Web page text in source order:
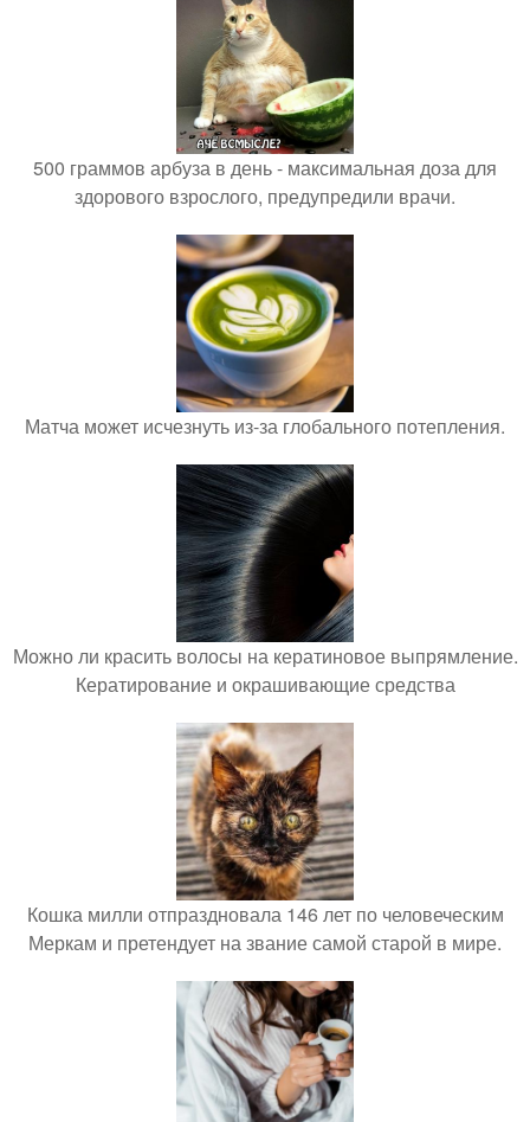
500 граммов арбуза в день - максимальная доза для
здорового взрослого, предупредили врачи.
Матча может исчезнуть из-за глобального потепления.
Можно ли красить волосы на кератиновое выпрямление.
Кератирование и окрашивающие средства
Кошка милли отпраздновала 146 лет по человеческим
Меркам и претендует на звание самой старой в мире.